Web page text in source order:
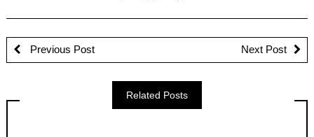
Previous Post Next Post
Related Posts